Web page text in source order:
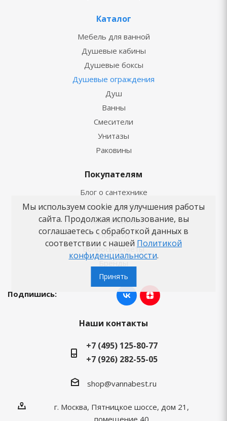
Каталог
Мебель для ванной
Душевые кабины
Душевые боксы
Душевые ограждения
Душ
Ванны
Смесители
Унитазы
Раковины
Покупателям
Блог о сантехнике
Советы по выбору
Как заказать
Новости
Вопросы-ответы
Бренды
Подпишись:
Наши контакты
+7 (495) 125-80-77
+7 (926) 282-55-05
shop@vannabest.ru
г. Москва, Пятницкое шоссе, дом 21,
помещение 40
Мы используем cookie для улучшения работы
сайта. Продолжая использование, вы
соглашаетесь с обработкой данных в
соответствии с нашей Политикой
конфиденциальности.
Принять